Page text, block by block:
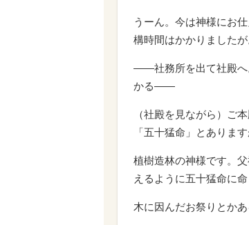
うーん。今は神様にお
構時間はかかりましたが
――社務所を出て社殿へ
かる――
（社殿を見ながら）ご
「五十猛命」とありま
植樹造林の神様です。
えるように五十猛命に
木に因んだお祭りとかあ